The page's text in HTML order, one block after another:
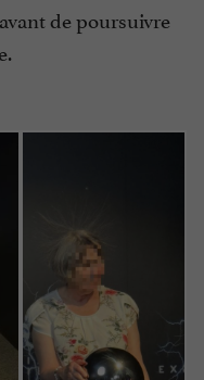
de poursuivre